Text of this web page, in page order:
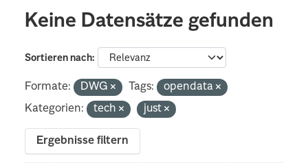
Keine Datensätze gefunden
Sortieren nach
Formate: DWG Tags:
opendata
Kategorien:
tech just
Ergebnisse filtern